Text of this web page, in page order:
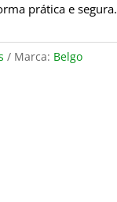
prática e segura.
Marca: Belgo